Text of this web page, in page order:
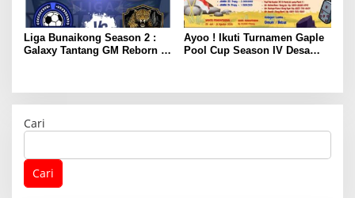
Liga Bunaikong Season 2 :
Galaxy Tantang GM Reborn di
Ayoo ! Ikuti Turnamen Gaple
Pool Cup Season IV Desa
Cari
Cari